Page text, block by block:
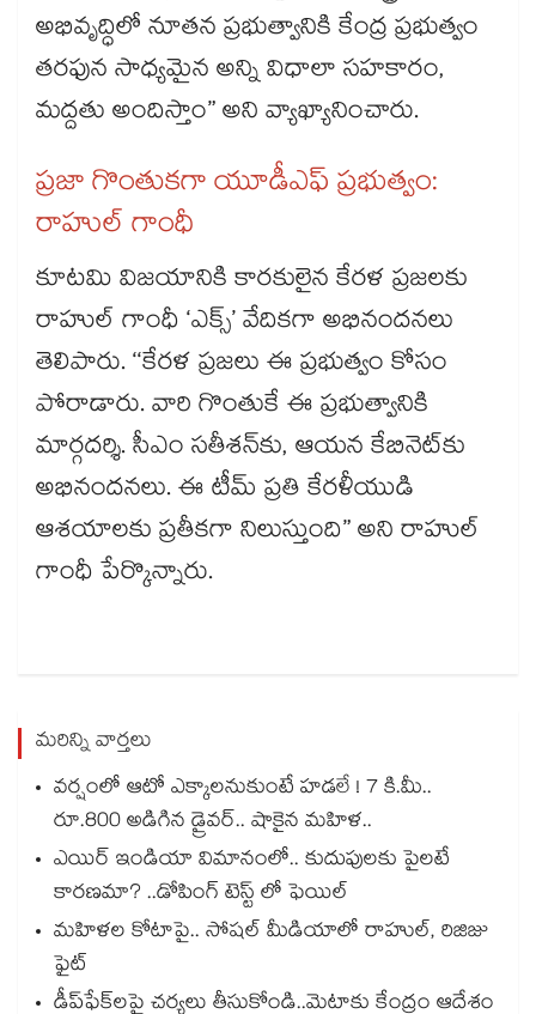
అభివృద్ధిలో నూతన ప్రభుత్వానికి కేంద్ర ప్రభుత్వం
తరఫున సాధ్యమైన అన్ని విధాలా సహకారం,
మద్దతు అందిస్తాం” అని వ్యాఖ్యానించారు.
ప్రజా గొంతుకగా యూడీఎఫ్‌‌ ప్రభుత్వం:
రాహుల్ గాంధీ
కూటమి విజయానికి కారకులైన కేరళ ప్రజలకు
రాహుల్ గాంధీ ‘ఎక్స్’ వేదికగా అభినందనలు
తెలిపారు. ‘‘కేరళ ప్రజలు ఈ ప్రభుత్వం కోసం
పోరాడారు. వారి గొంతుకే ఈ ప్రభుత్వానికి
మార్గదర్శి. సీఎం సతీశన్‌‌కు, ఆయన కేబినెట్‌‌కు
అభినందనలు. ఈ టీమ్ ప్రతి కేరళీయుడి
ఆశయాలకు ప్రతీకగా నిలుస్తుంది” అని రాహుల్​
గాంధీ పేర్కొన్నారు.
మరిన్ని వార్తలు
వర్షంలో ఆటో ఎక్కాలనుకుంటే హడలే ! 7 కి.మీ..
రూ.800 అడిగిన డ్రైవర్.. షాకైన మహిళ..
ఎయిర్ ఇండియా విమానంలో.. కుదుపులకు పైలటే
కారణమా? ..డోపింగ్ టెస్ట్ లో ఫెయిల్
మహిళల కోటాపై.. సోషల్ మీడియాలో రాహుల్, రిజిజు
ఫైట్
డీప్‌‌ఫేక్‌‌లపై చర్యలు తీసుకోండి..మెటాకు కేంద్రం ఆదేశం